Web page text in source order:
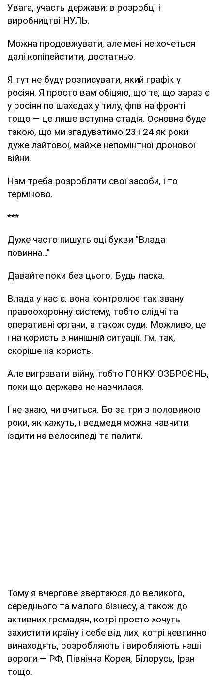
Увага, участь держави: в розробці і
виробництві НУЛЬ.
Можна продовжувати, але мені не хочеться
далі копіпейстити, достатньо.
Я тут не буду розписувати, який графік у
росіян. Я просто вам обіцяю, що те, що зараз є
у росіян по шахедах у тилу, фпв на фронті
тощо — це лише вступна стадія. Основна буде
такою, що ми згадуватимо 23 і 24 як роки
дуже лайтової, майже непомінтної дронової
війни.
Нам треба розробляти свої засоби, і то
терміново.
***
Дуже часто пишуть оці букви "Влада
повинна..."
Давайте поки без цього. Будь ласка.
Влада у нас є, вона контролює так звану
правоохоронну систему, тобто слідчі та
оперативні органи, а також суди. Можливо, це
і на користь в нинішній ситуації. Гм, так,
скоріше на користь.
Але вигравати війну, тобто ГОНКУ ОЗБРОЄНЬ,
поки що держава не навчилася.
І не знаю, чи вчиться. Бо за три з половиною
роки, як кажуть, і ведмедя можна навчити
їздити на велосипеді та палити.
Тому я вчергове звертаюся до великого,
середнього та малого бізнесу, а також до
активних громадян, котрі просто хочуть
захистити країну і себе від лих, котрі невпинно
винаходять, розробляють і виробляють наші
вороги — РФ, Північна Корея, Білорусь, Іран
тощо.